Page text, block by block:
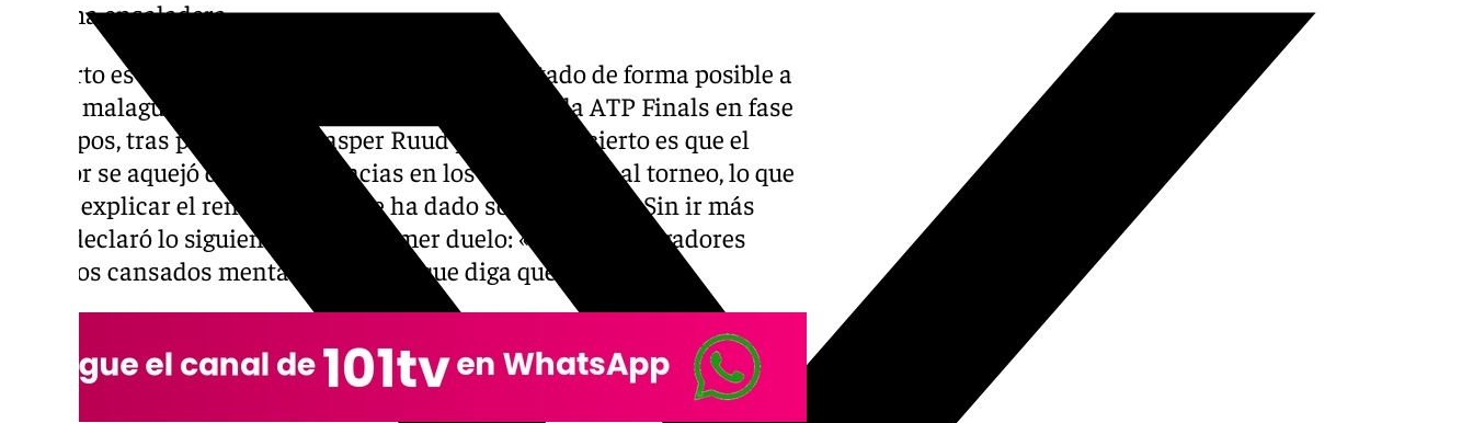
séptima ensaladera.
Lo cierto es que el tenista no llega en el mejor estado de forma posible a
la cita malagueña. El murciano cayó eliminado de la ATP Finals en fase
de grupos, tras perder ante Casper Ruud y Zverev. Lo cierto es que el
jugador se aquejó de unas dolencias en los días previos al torneo, lo que
puede explicar el rendimiento que ha dado sobre la pista. Sin ir más
lejos, declaró lo siguiente tras el primer duelo: «Todos los jugadores
estamos cansados mentalmente, y el que diga que no, miente».